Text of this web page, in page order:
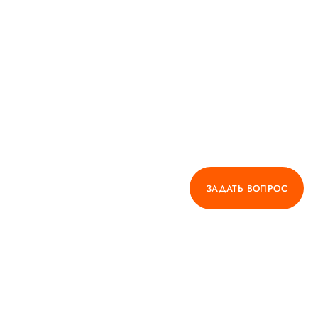
ЗАДАТЬ ВОПРОС